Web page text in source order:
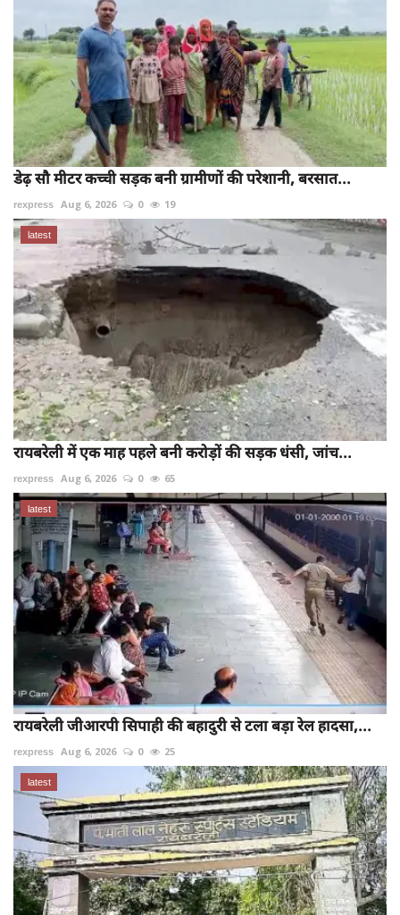
डेढ़ सौ मीटर कच्ची सड़क बनी ग्रामीणों की परेशानी, बरसात...
rexpress Aug 6, 2026 0 19
latest
रायबरेली में एक माह पहले बनी करोड़ों की सड़क धंसी, जांच...
rexpress Aug 6, 2026 0 65
latest
रायबरेली जीआरपी सिपाही की बहादुरी से टला बड़ा रेल हादसा,...
rexpress Aug 6, 2026 0 25
latest